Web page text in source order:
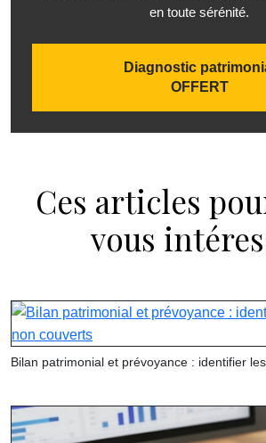
en toute sérénité.
Diagnostic
OFFERT
Ces articles
vous
Bilan patrimonial et prévoyance : identifier